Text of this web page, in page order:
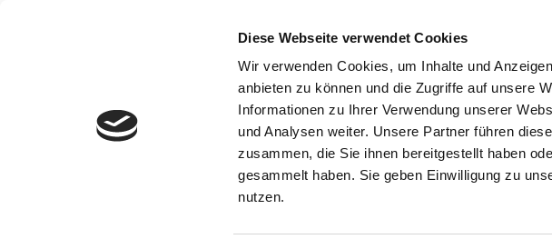
Diese Webseite verwendet Cookies
Wir verwenden Cookies, um Inhalte und
anbieten zu können und die Zugriffe auf unsere
Informationen zu Ihrer Verwendung unserer
und Analysen weiter. Unsere Partner führen
zusammen, die Sie ihnen bereitgestellt haben
gesammelt haben. Sie geben Einwilligung zu
nutzen.
Garantiert geschmackvoll: Naturkäserei-News für Dein Postfach.